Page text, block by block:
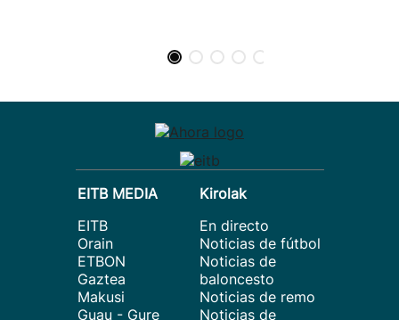
EITB MEDIA
EITB
Orain
ETBON
Gaztea
Makusi
Guau - Gure
Kirolak
En directo
Noticias de fútbol
Noticias de
baloncesto
Noticias de remo
Noticias de